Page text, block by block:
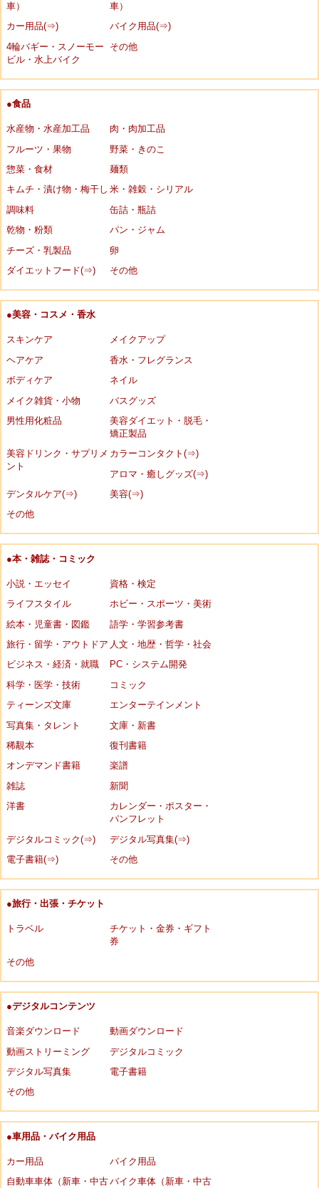
車）
車）
カー用品(⇒)
バイク用品(⇒)
4輪バギー・スノーモー
ビル・水上バイク
その他
●食品
水産物・水産加工品
肉・肉加工品
フルーツ・果物
野菜・きのこ
惣菜・食材
麺類
キムチ・漬け物・梅干し 米・雑穀・シリアル
調味料
缶詰・瓶詰
乾物・粉類
パン・ジャム
チーズ・乳製品
卵
ダイエットフード(⇒)
その他
●美容・コスメ・香水
スキンケア
メイクアップ
ヘアケア
香水・フレグランス
ボディケア
ネイル
メイク雑貨・小物
バスグッズ
男性用化粧品
美容ダイエット・脱毛・
矯正製品
美容ドリンク・サプリメ
ント
カラーコンタクト(⇒)
アロマ・癒しグッズ(⇒)
デンタルケア(⇒)
美容(⇒)
その他
●本・雑誌・コミック
小説・エッセイ
資格・検定
ライフスタイル
ホビー・スポーツ・美術
絵本・児童書・図鑑
語学・学習参考書
旅行・留学・アウトドア 人文・地歴・哲学・社会
ビジネス・経済・就職
PC・システム開発
科学・医学・技術
コミック
ティーンズ文庫
エンターテインメント
写真集・タレント
文庫・新書
稀覯本
復刊書籍
オンデマンド書籍
楽譜
雑誌
新聞
洋書
カレンダー・ポスター・
パンフレット
デジタルコミック(⇒)
デジタル写真集(⇒)
電子書籍(⇒)
その他
●旅行・出張・チケット
トラベル
チケット・金券・ギフト
券
その他
●デジタルコンテンツ
音楽ダウンロード
動画ダウンロード
動画ストリーミング
デジタルコミック
デジタル写真集
電子書籍
その他
●車用品・バイク用品
カー用品
バイク用品
自動車車体（新車・中古バイク車体（新車・中古